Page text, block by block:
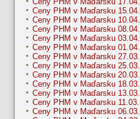
Ceny PHM v Maďarsku 15.04.
Ceny PHM v Maďarsku 10.04.
Ceny PHM v Maďarsku 08.04.
Ceny PHM v Maďarsku 03.04.
Ceny PHM v Maďarsku 01.04.
Ceny PHM v Maďarsku 27.03.
Ceny PHM v Maďarsku 25.03.
Ceny PHM v Maďarsku 20.03.
Ceny PHM v Maďarsku 18.03.
Ceny PHM v Maďarsku 13.03.
Ceny PHM v Maďarsku 11.03.
Ceny PHM v Maďarsku 06.03.